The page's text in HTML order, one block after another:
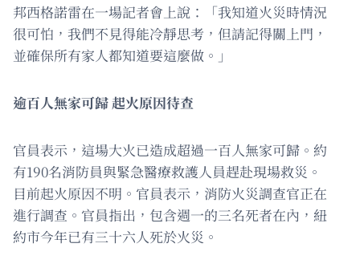
邦西格諾雷在一場記者會上說：「我知道火災時情況
很可怕，我們不見得能冷靜思考，但請記得關上門，
並確保所有家人都知道要這麼做。」
逾百人無家可歸 起火原因待查
官員表示，這場大火已造成超過一百人無家可歸。約
有190名消防員與緊急醫療救護人員趕赴現場救災。
目前起火原因不明。官員表示，消防火災調查官正在
進行調查。官員指出，包含週一的三名死者在內，紐
約市今年已有三十六人死於火災。